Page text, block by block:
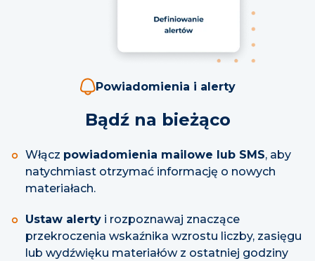
Powiadomienia i alerty
Bądź na bieżąco
Włącz powiadomienia mailowe lub SMS, aby
natychmiast otrzymać informację o nowych
materiałach.
Ustaw alerty i rozpoznawaj znaczące
przekroczenia wskaźnika wzrostu liczby, zasięgu
lub wydźwięku materiałów z ostatniej godziny